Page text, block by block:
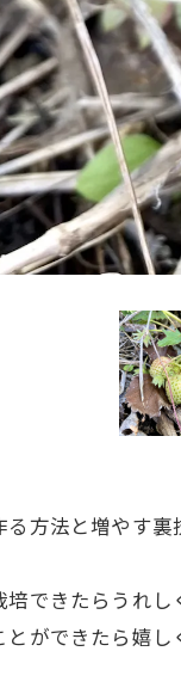
る方法と増やす裏
できたらうれし
ができたら嬉し